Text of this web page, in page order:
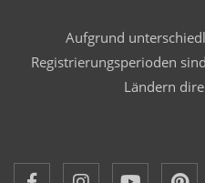
Aufgrund
Registrierungsperioden
Ländern